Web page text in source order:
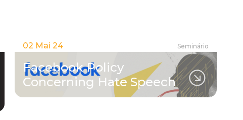
02 Mai 24 Seminário
Facebook Policy
Concerning Hate Speech